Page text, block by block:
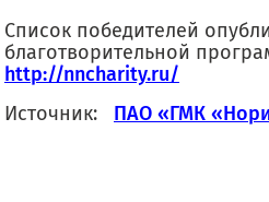
Список победителей
благотворительной
http://nncharity.ru/
Источник: ПАО «ГМК